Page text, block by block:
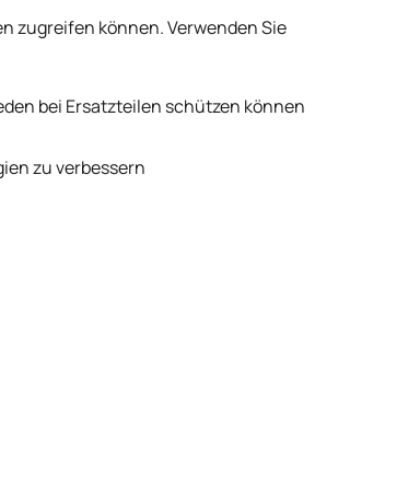
zugreifen können. Verwenden Sie
bei Ersatzteilen schützen können
zu verbessern